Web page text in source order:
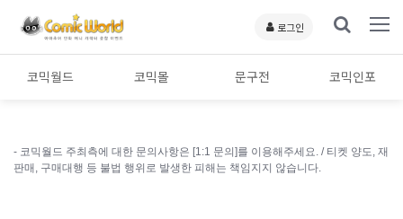
로그인
코믹월드 코믹몰 문구전 코믹인포
- 코믹월드 주최측에 대한 문의사항은 [1:1 문의]를 이용해주세요. / 티켓 양도, 재
판매, 구매대행 등 불법 행위로 발생한 피해는 책임지지 않습니다.